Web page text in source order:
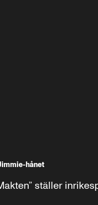
hånet
ställer